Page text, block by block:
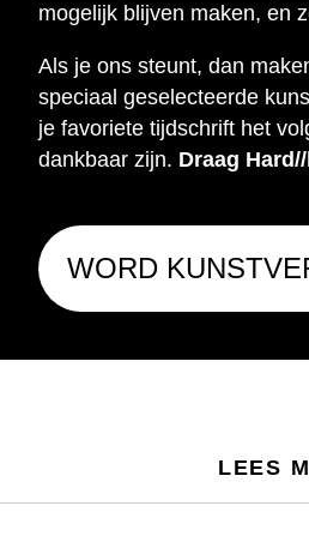
mogelijk blijven maken, en
Als je ons steunt, dan
speciaal geselecteerde
je favoriete tijdschrift het
dankbaar zijn. Draag
WORD
LEES